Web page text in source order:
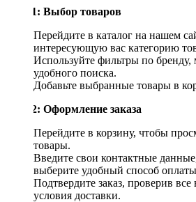
Шаг 1: Выбор товаров
Перейдите в каталог на нашем
интересующую вас категорию
Используйте фильтры по бренду,
удобного поиска.
Добавьте выбранные товары в
Шаг 2: Оформление заказа
Перейдите в корзину, чтобы
товары.
Введите свои контактные
выберите удобный способ
Подтвердите заказ, проверив
условия доставки.